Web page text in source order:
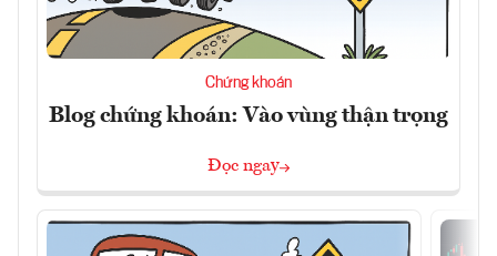
Chứng khoán
Blog chứng khoán: Vào vùng thận trọng
Đọc ngay